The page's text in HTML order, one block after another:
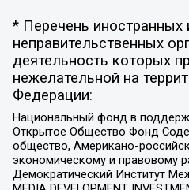
* Перечень
неправительственных
деятельность которых
нежелательной на
Федерации:
Национальный фонд в
Открытое Общество Фонд
общество, Американо-
экономическому и правовому
Демократический Институт